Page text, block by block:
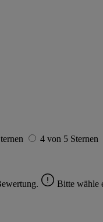
4 von 5 Sternen
Bitte wähle